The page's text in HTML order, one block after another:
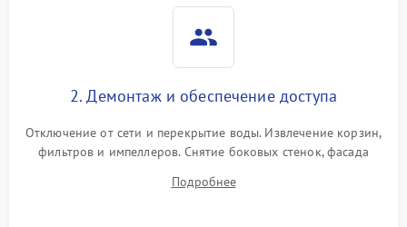
2. Демонтаж и обеспечение доступа
Отключение от сети и перекрытие воды. Извлечение корзин,
фильтров и импеллеров. Снятие боковых стенок, фасада
циркуляционному насосу, ТЭНу и сливной помпе.
Подробнее